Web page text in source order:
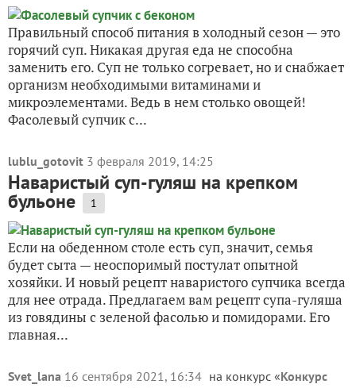
Правильный способ питания в холодный сезон — это
горячий суп. Никакая другая еда не способна
заменить его. Суп не только согревает, но и снабжает
организм необходимыми витаминами и
микроэлементами. Ведь в нем столько овощей!
Фасолевый супчик с...
lublu_gotovit 3 февраля 2019, 14:25
Наваристый суп-гуляш на крепком
бульоне 1
Если на обеденном столе есть суп, значит, семья
будет сыта — неоспоримый постулат опытной
хозяйки. И новый рецепт наваристого супчика всегда
для нее отрада. Предлагаем вам рецепт супа-гуляша
из говядины с зеленой фасолью и помидорами. Его
главная...
Svet_lana 16 сентября 2021, 16:34 на конкурс «Конкурс